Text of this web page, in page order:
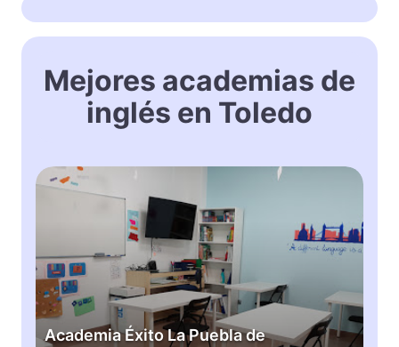
Mejores academias de
inglés en Toledo
Academia Éxito La Puebla de
A
e
m
i
a